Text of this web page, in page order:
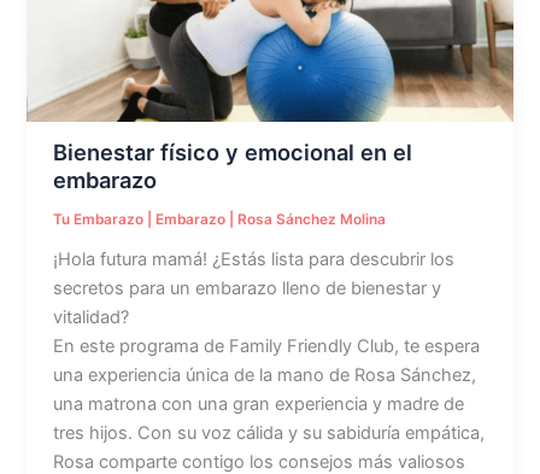
Bienestar físico y emocional en el
embarazo
Tu Embarazo Embarazo Rosa Sánchez Molina
¡Hola futura mamá! ¿Estás lista para descubrir los
secretos para un embarazo lleno de bienestar y
vitalidad?
En este programa de Family Friendly Club, te espera
una experiencia única de la mano de Rosa Sánchez,
una matrona con una gran experiencia y madre de
tres hijos. Con su voz cálida y su sabiduría empática,
Rosa comparte contigo los consejos más valiosos
el
embarazo